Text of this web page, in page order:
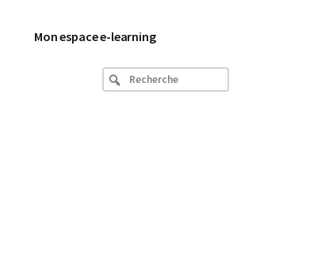
Mon espace e-learning
Recherche